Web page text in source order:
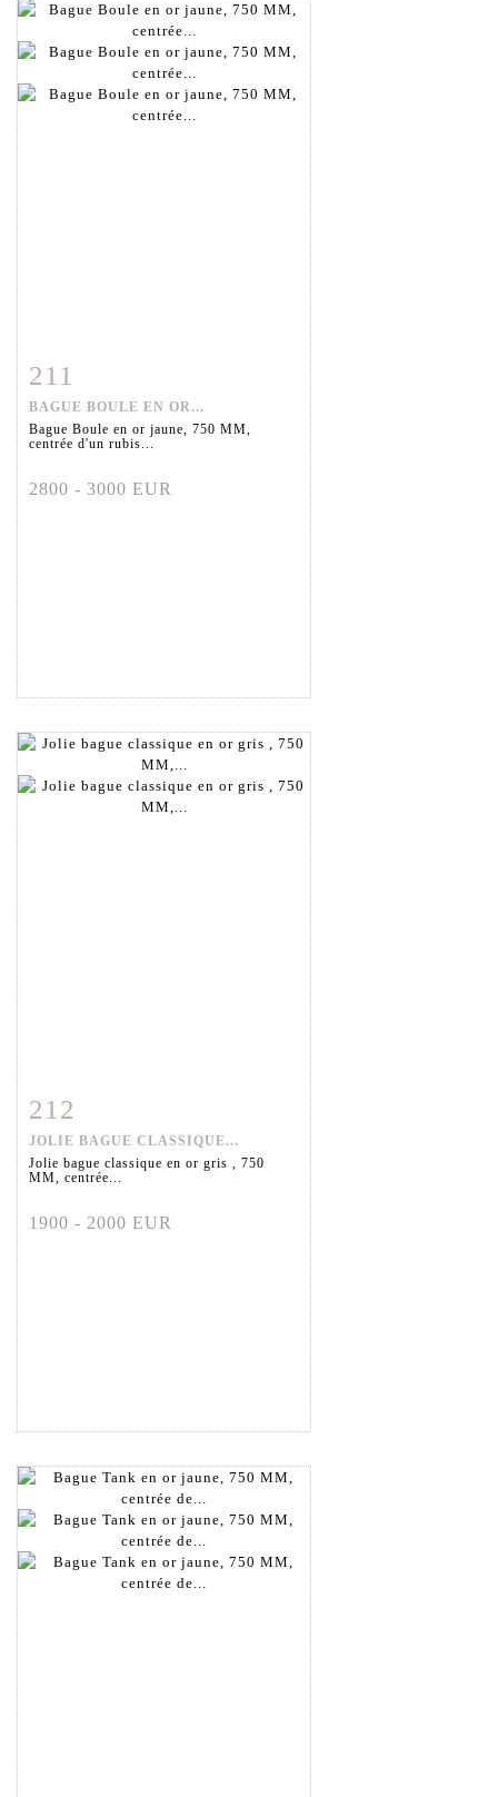
Fiche détaillée
211
BAGUE BOULE EN OR...
Bague Boule en or jaune, 750 MM,
centrée d'un rubis...
2800 - 3000 EUR
Fiche détaillée
212
JOLIE BAGUE CLASSIQUE...
Jolie bague classique en or gris , 750
MM, centrée...
1900 - 2000 EUR